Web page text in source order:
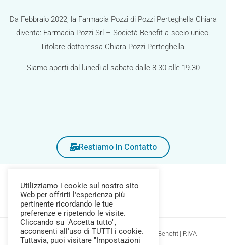
Da Febbraio 2022, la Farmacia Pozzi di Pozzi Perteghella Chiara
diventa: Farmacia Pozzi Srl – Società Benefit a socio unico.
Titolare dottoressa Chiara Pozzi Perteghella.
Siamo aperti dal lunedì al sabato dalle 8.30 alle 19.30
Restiamo In Contatto
Copyright © 2026 Farmacia Pozzi Srl Società Benefit | P.IVA
Utilizziamo i cookie sul nostro sito
Web per offrirti l'esperienza più
pertinente ricordando le tue
preferenze e ripetendo le visite.
Cliccando su "Accetta tutto",
acconsenti all'uso di TUTTI i cookie.
Tuttavia, puoi visitare "Impostazioni